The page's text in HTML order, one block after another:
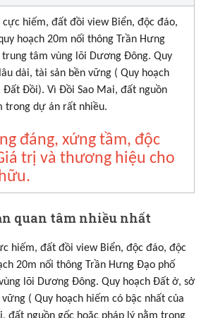
cực hiếm, đất đồi view Biển, độc đáo,
hoạch 20m nối thông Trần Hưng
tâm vùng lõi Dương Đông. Quy
dài, tài sản bền vững ( Quy hoạch
Đất Đồi). Vì Đồi Sao Mai, đất nguồn
trong dự án rất nhiều.
đáng, xứng tầm, độc
trị và thương hiệu cho
quan tâm nhiều nhất
hiếm, đất đồi view Biển, độc đáo, độc
20m nối thông Trần Hưng Đạo phố
lõi Dương Đông. Quy hoạch Đất ở, sở
( Quy hoạch hiếm có bậc nhất của